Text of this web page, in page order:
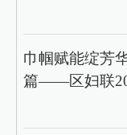
巾帼赋能绽芳
篇——区妇联